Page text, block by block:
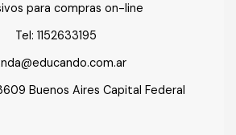
para compras on-line
Tel: 1152633195
Buenos Aires Capital Federal